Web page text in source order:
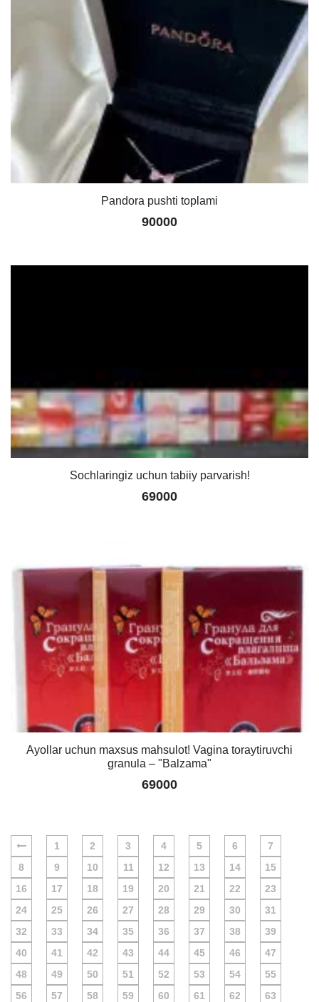
Pandora pushti toplami
90000
Sochlaringiz uchun tabiiy parvarish!
69000
Ayollar uchun maxsus mahsulot! Vagina toraytiruvchi
granula – "Balzama"
69000
1 2 3 4 5 6
7
8
9 10 11 12 13 14
15
16
17 18 19 20 21 22
23
24
25 26 27 28 29 30
31
32
33 34 35 36 37 38
39
40
41 42 43 44 45 46
47
48
49 50 51 52 53 54
55
56
57 58 59 60 61 62
63